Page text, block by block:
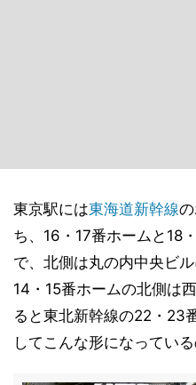
東京駅には東海道新幹線
ち、16・17番ホームと18
で、北側は丸の内中央ビ
14・15番ホームの北側は
ると東北新幹線の22・23
してこんな形になっている